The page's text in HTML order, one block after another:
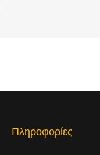
Πληροφορίες